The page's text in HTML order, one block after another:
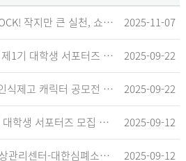
「우리집 낙상 BLOCK! 작지만 큰 실천, 쇼츠 챌린지」 수상작 발표 2025-11-07
중앙손상관리센터 제1기 대학생 서포터즈 합격자 발표 2025-09-22
2025년 손상예방 인식제고 캐릭터 공모전 결과발표 지연 안내 2025-09-22
[센터 행사] 제 1기 대학생 서포터즈 모집 공고 2025-09-12
[업무협약] 중앙손상관리센터-대한심폐소생협회, 학교현장 CPR 교육 확대 위한 업무협약 체결 2025-09-12